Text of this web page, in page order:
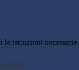
istruzioni necessarie.